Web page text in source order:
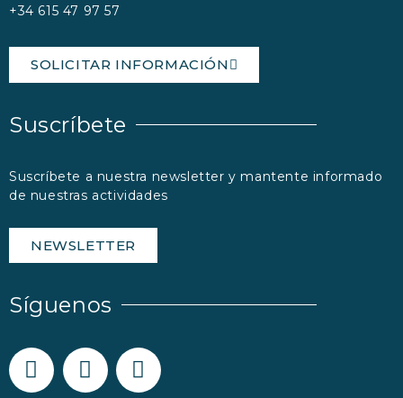
+34 615 47 97 57
SOLICITAR INFORMACIÓN
Suscríbete
Suscríbete a nuestra newsletter y mantente informado
de nuestras actividades
NEWSLETTER
Síguenos